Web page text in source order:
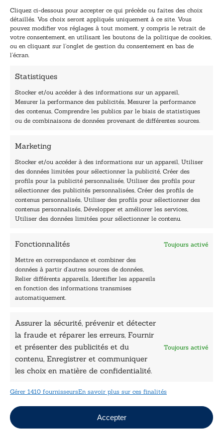
Cliquez ci-dessous pour accepter ce qui précède ou faites des choix
détaillés. Vos choix seront appliqués uniquement à ce site. Vous
pouvez modifier vos réglages à tout moment, y compris le retrait de
votre consentement, en utilisant les boutons de la politique de cookies,
ou en cliquant sur l’onglet de gestion du consentement en bas de
l’écran.
Statistiques
Stocker et/ou accéder à des informations sur un appareil,
Mesurer la performance des publicités, Mesurer la performance
des contenus, Comprendre les publics par le biais de statistiques
ou de combinaisons de données provenant de différentes sources.
Marketing
Stocker et/ou accéder à des informations sur un appareil, Utiliser
des données limitées pour sélectionner la publicité, Créer des
profils pour la publicité personnalisée, Utiliser des profils pour
sélectionner des publicités personnalisées, Créer des profils de
contenus personnalisés, Utiliser des profils pour sélectionner des
contenus personnalisés, Développer et améliorer les services,
Utiliser des données limitées pour sélectionner le contenu.
Fonctionnalités Toujours activé
Mettre en correspondance et combiner des
données à partir d’autres sources de données,
Relier différents appareils, Identifier les appareils
en fonction des informations transmises
automatiquement.
Assurer la sécurité, prévenir et détecter
la fraude et réparer les erreurs, Fournir
et présenter des publicités et du
contenu, Enregistrer et communiquer
les choix en matière de confidentialité.
Toujours activé
Gérer 1410 fournisseursEn savoir plus sur ces finalités
Accepter
m
a
i
l
E
i
l
E
-
m
a
i
l
*
TENEZ-MOI AU COURANT !
40, rue du Louvre 75001 Paris
Horaires du standard
De mardi à vendredi :
9h - 12h et 13h30 - 16h30
Lundi, samedi et dimanche : fermé
Navigation
Accueil
Les Plumes du Lys Bleu
Prix sciences humaines et sociales
Nos collections
Nos auteurs
Catalogue
Sciences humaines
Pratique
Le Petit Lys
Données légales
Conditions Générales de vente
Politique de cookies
Mentions légales
Jeux concours